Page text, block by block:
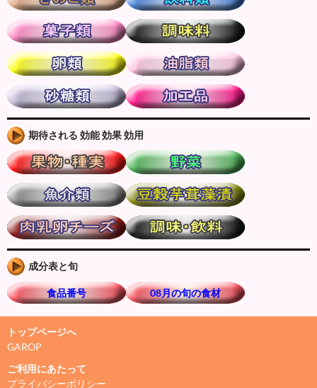
期待される 効能 効果 効用
成分表と旬
食品番号 08月の旬の食材
トップページへ
GAROP
ご利用にあたって
プライバシーポリシー